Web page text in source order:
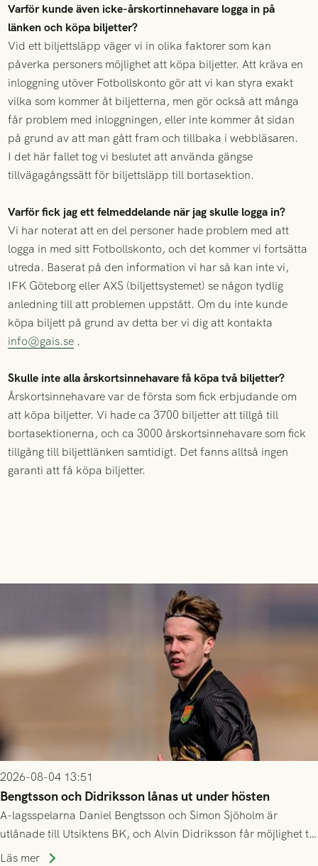
Varför kunde även icke-årskortinnehavare logga in på
länken och köpa biljetter?
Vid ett biljettsläpp väger vi in olika faktorer som kan
påverka personers möjlighet att köpa biljetter. Att kräva en
inloggning utöver Fotbollskonto gör att vi kan styra exakt
vilka som kommer åt biljetterna, men gör också att många
får problem med inloggningen, eller inte kommer åt sidan
på grund av att man gått fram och tillbaka i webbläsaren.
I det här fallet tog vi beslutet att använda gängse
tillvägagångssätt för biljettsläpp till bortasektion.
Varför fick jag ett felmeddelande när jag skulle logga in?
Vi har noterat att en del personer hade problem med att
logga in med sitt Fotbollskonto, och det kommer vi fortsätta
utreda. Baserat på den information vi har så kan inte vi,
IFK Göteborg eller AXS (biljettsystemet) se någon tydlig
anledning till att problemen uppstått. Om du inte kunde
köpa biljett på grund av detta ber vi dig att kontakta
info@gais.se .
Skulle inte alla årskortsinnehavare få köpa två biljetter?
Årskortsinnehavare var de första som fick erbjudande om
att köpa biljetter. Vi hade ca 3700 biljetter att tillgå till
bortasektionerna, och ca 3000 årskortsinnehavare som fick
tillgång till biljettlänken samtidigt. Det fanns alltså ingen
garanti att få köpa biljetter.
2026-08-04 13:51
Bengtsson och Didriksson lånas ut under hösten
A-lagsspelarna Daniel Bengtsson och Simon Sjöholm är
utlånade till Utsiktens BK, och Alvin Didriksson får möjlighet till
speltid i Hestrafors genom föreningssamarbete.
Läs mer